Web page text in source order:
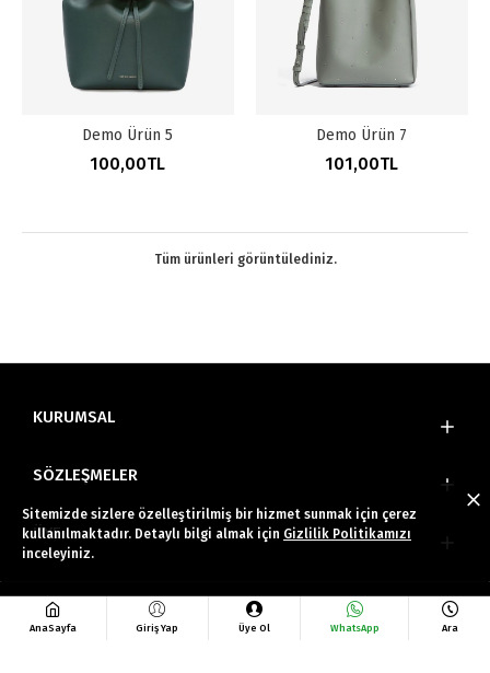
Demo Ürün 5
100,00TL
Demo Ürün 7
101,00TL
Tüm ürünleri görüntülediniz.
KURUMSAL
SÖZLEŞMELER
ÜYE
Copyright © 2022 Faruk Soft Tüm Hakları Saklıdır.
AnaSayfa Giriş Yap Üye Ol WhatsApp Ara
Sitemizde sizlere özelleştirilmiş bir hizmet sunmak için çerez
kullanılmaktadır. Detaylı bilgi almak için Gizlilik Politikamızı
inceleyiniz.